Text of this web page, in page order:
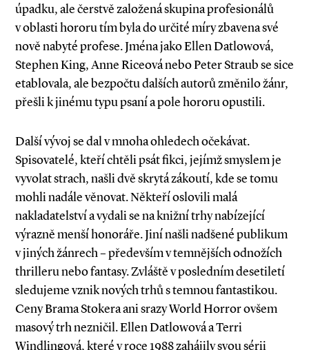
úpadku, ale čerstvě založená skupina profesionálů
v oblasti hororu tím byla do určité míry zbavena své
nově nabyté profese. Jména jako Ellen Datlowová,
Stephen King, Anne Riceová nebo Peter Straub se sice
etablovala, ale bezpočtu dalších autorů změnilo žánr,
přešli k jinému typu psaní a pole hororu opustili.
Další vývoj se dal v mnoha ohledech očekávat.
Spisovatelé, kteří chtěli psát fikci, jejímž smyslem je
vyvolat strach, našli dvě skrytá zákoutí, kde se tomu
mohli nadále věnovat. Někteří oslovili malá
nakladatelství a vydali se na knižní trhy nabízející
výrazně menší honoráře. Jiní našli nadšené publikum
v jiných žánrech – především v temnějších odnožích
thrilleru nebo fantasy. Zvláště v posledním desetiletí
sledujeme vznik nových trhů s temnou fantastikou.
Ceny Brama Stokera ani srazy World Horror ovšem
masový trh nezničil. Ellen Datlowová a Terri
Windlingová, které v roce 1988 zahájily svou sérii